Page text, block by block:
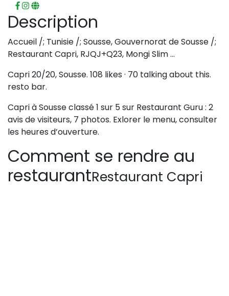
Description
Accueil /; Tunisie /; Sousse, Gouvernorat de Sousse /;
Restaurant Capri, RJQJ+Q23, Mongi Slim …
Capri 20/20, Sousse. 108 likes · 70 talking about this.
resto bar.
Capri à Sousse classé 1 sur 5 sur Restaurant Guru : 2
avis de visiteurs, 7 photos. Exlorer le menu, consulter
les heures d’ouverture.
Comment se rendre au
restaurantRestaurant Capri